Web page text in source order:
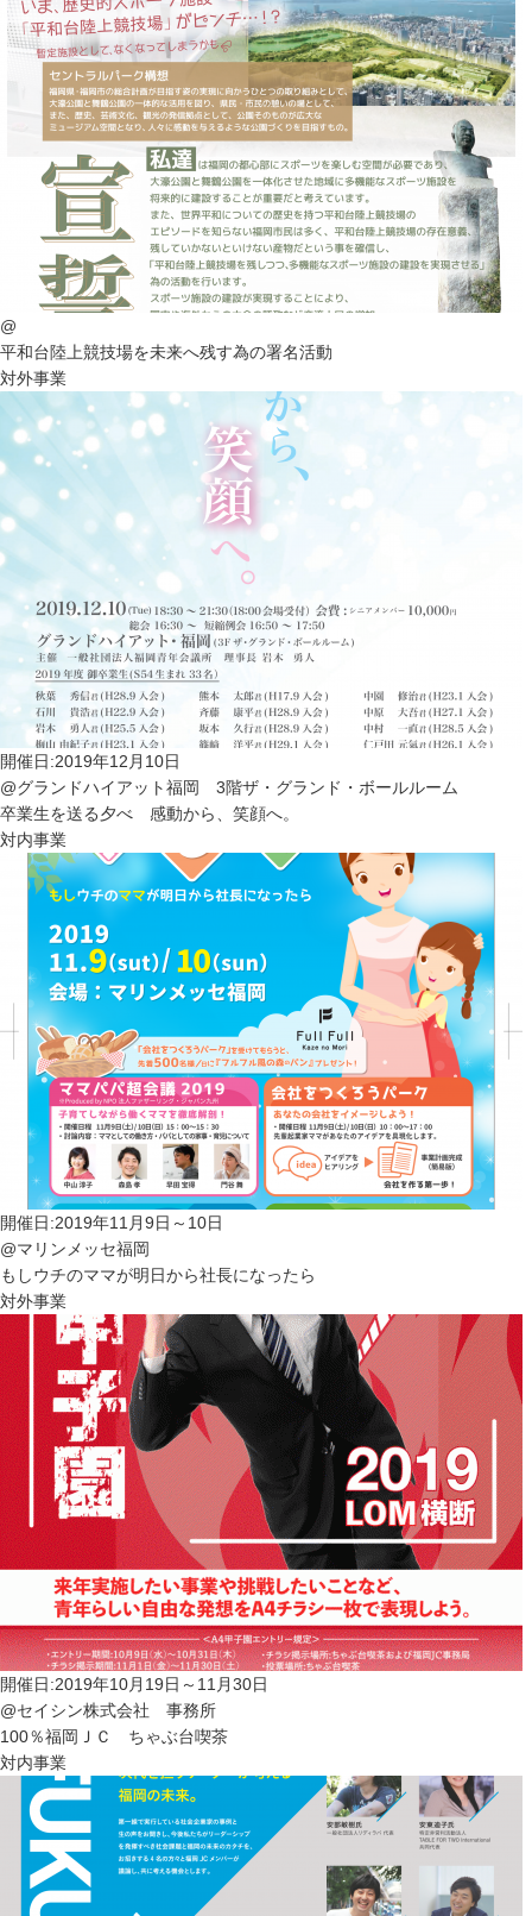
@
平和台陸上競技場を未来へ残す為の署名活動
対外事業
開催日:2019年12月10日
@グランドハイアット福岡 3階ザ・グランド・ボールルーム
卒業生を送る夕べ 感動から、笑顔へ。
対内事業
開催日:2019年11月9日～10日
@マリンメッセ福岡
もしウチのママが明日から社長になったら
対外事業
開催日:2019年10月19日～11月30日
@セイシン株式会社 事務所
100％福岡ＪＣ ちゃぶ台喫茶
対内事業